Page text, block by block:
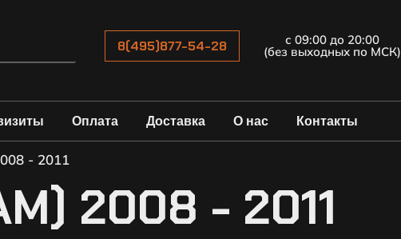
8(495)877-54-28 с 09:00 до 20:00
(без выходных по МСК)
Оплата Доставка О нас Контакты
- 2011
2008 - 2011